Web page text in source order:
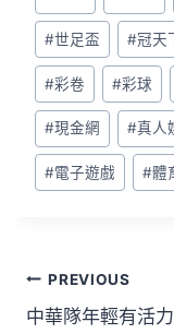
#世足盃 #冠天
#彩卷 #彩球
#現金網 #真人
#電子遊戲 #體
PREVIOUS
中華隊年輕有活